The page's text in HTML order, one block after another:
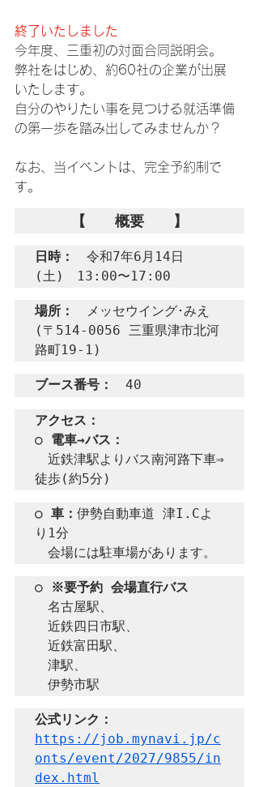
終了いたしました
今年度、三重初の対面合同説明会。
弊社をはじめ、約60社の企業が出展
いたします。
自分のやりたい事を見つける就活準備
の第一歩を踏み出してみませんか？
なお、当イベントは、完全予約制で
す。
【　　概要　　】
日時：
令和7年6月14日
(土)　13:00〜17:00
場所：
メッセウイング･みえ
(〒514-0056 三重県津市北河
路町19-1)
ブース番号： 40
アクセス：
○ 電車→バス：
近鉄津駅よりバス南河路下車⇒
徒歩(約5分)
○ 車： 伊勢自動車道 津I.Cよ
り1分
会場には駐車場があります。
○ ※要予約 会場直行バス
名古屋駅、
近鉄四日市駅、
近鉄富田駅、
津駅、
伊勢市駅
公式リンク：
https://job.mynavi.jp/c
onts/event/2027/9855/in
dex.html